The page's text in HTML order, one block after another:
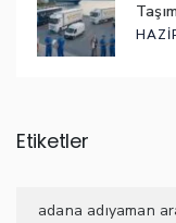
Etiketler
adana adıyaman